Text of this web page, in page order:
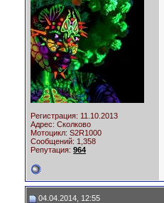
Регистрация: 11.10.2013
Адрес: Сколково
Мотоцикл: S2R1000
Сообщений: 1,358
Репутация: 964
04.04.2014, 12:55